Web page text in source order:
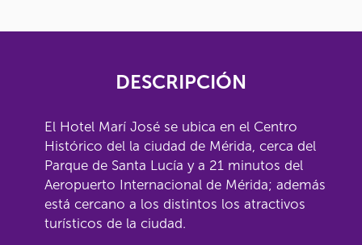
DESCRIPCIÓN
El Hotel Marí José se ubica en el Centro
Histórico del la ciudad de Mérida, cerca del
Parque de Santa Lucía y a 21 minutos del
Aeropuerto Internacional de Mérida; además
está cercano a los distintos los atractivos
turísticos de la ciudad.